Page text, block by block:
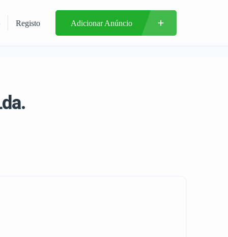
Registo Adicionar Anúncio